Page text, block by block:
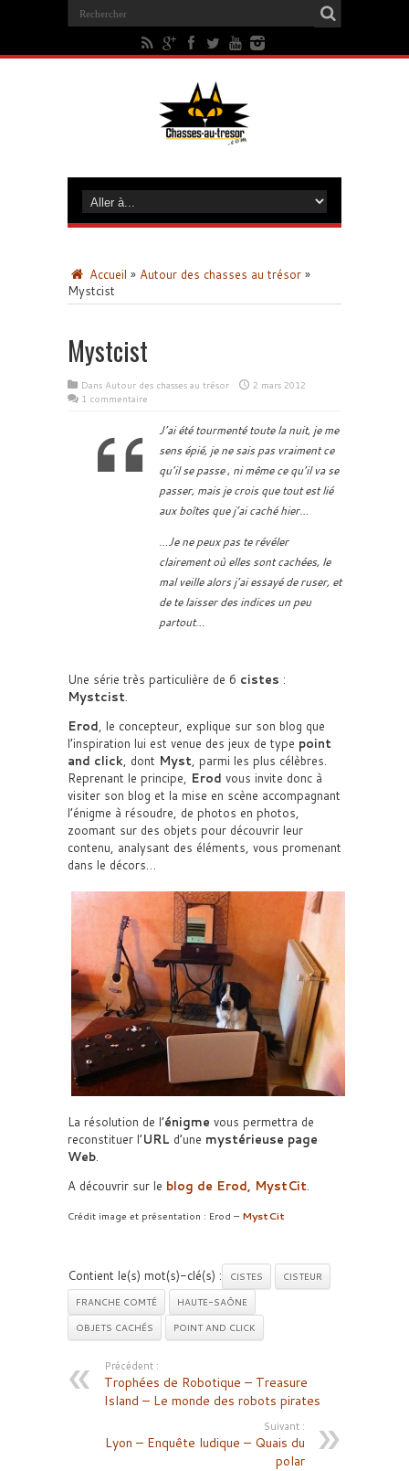
Accueil » Autour des chasses au trésor »
Mystcist
Mystcist
Dans Autour des chasses au trésor
2 mars 2012
1 commentaire
J’ai été tourmenté toute la nuit, je me
sens épié, je ne sais pas vraiment ce
qu’il se passe , ni même ce qu’il va se
passer, mais je crois que tout est lié
aux boîtes que j’ai caché hier…
…Je ne peux pas te révéler
clairement où elles sont cachées, le
mal veille alors j’ai essayé de ruser, et
de te laisser des indices un peu
partout…
Une série très particulière de 6 cistes :
Mystcist.
Erod, le concepteur, explique sur son blog que
l’inspiration lui est venue des jeux de type point
and click, dont Myst, parmi les plus célèbres.
Reprenant le principe, Erod vous invite donc à
visiter son blog et la mise en scène accompagnant
l’énigme à résoudre, de photos en photos,
zoomant sur des objets pour découvrir leur
contenu, analysant des éléments, vous promenant
dans le décors…
La résolution de l’énigme vous permettra de
reconstituer l’URL d’une mystérieuse page
Web.
A découvrir sur le blog de Erod, MystCit.
Crédit image et présentation : Erod – MystCit
Contient le(s) mot(s)-clé(s) : CISTES
CISTEUR
FRANCHE COMTÉ
HAUTE-SAÔNE
OBJETS CACHÉS
POINT AND CLICK
Précédent :
Trophées de Robotique – Treasure
Island – Le monde des robots pirates
Suivant :
Lyon – Enquête ludique – Quais du
polar